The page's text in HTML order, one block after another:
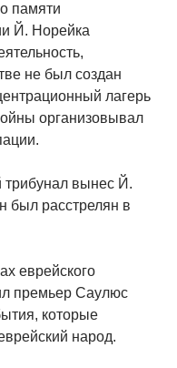
памяти
Й. Норейка
не был создан
лагерь
организовывал
трибунал вынес Й.
был расстрелян в
еврейского
премьер Саулюс
которые
народ.